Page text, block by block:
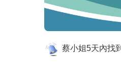
※面試時，請
劉小姐4天內找
李小姐1天內
陳小姐2天內
蔡小姐5天內找